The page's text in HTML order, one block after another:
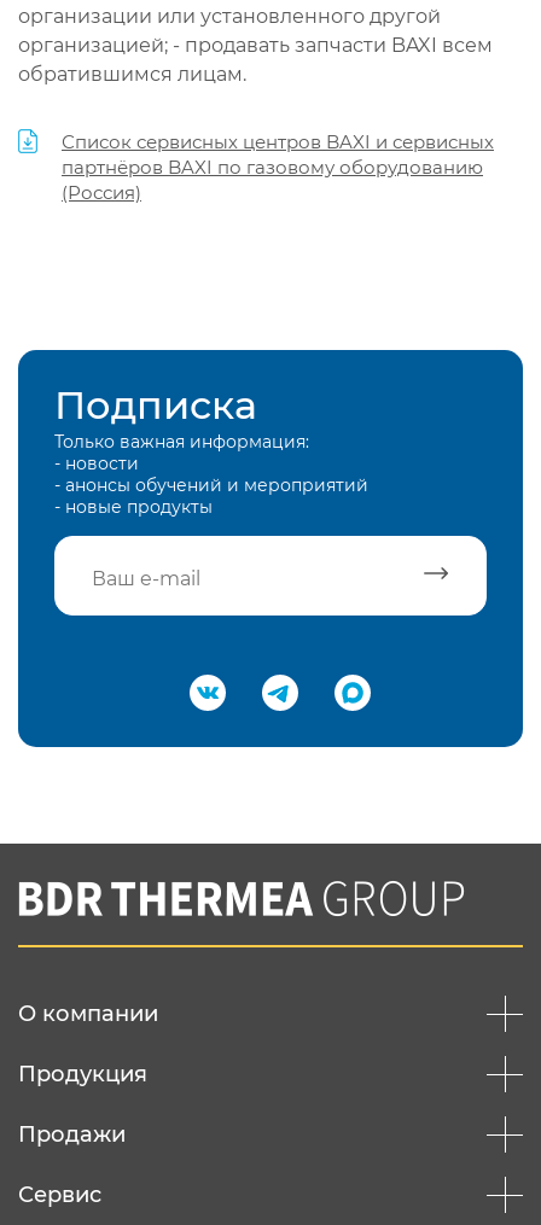
организации или установленного другой
организацией; - продавать запчасти BAXI всем
обратившимся лицам.
Список сервисных центров BAXI и сервисных
партнёров BAXI по газовому оборудованию
(Россия)
Подписка
Только важная информация:
- новости
- анонсы обучений и мероприятий
- новые продукты
Подтвердить e-mail
Вы соглашаетесь с нашей политикой
конфеденциальности
О компании
Продукция
Продажи
Сервис